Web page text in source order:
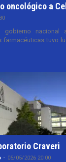
oncológico a
nacional
farmacéuticas tuvo
Craveri
- 05/05/2026 20:00